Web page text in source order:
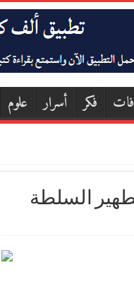
فكر أسرار علوم
السلطة